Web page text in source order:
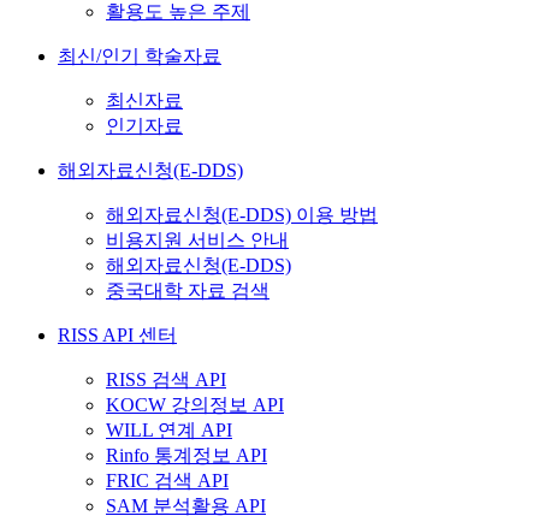
활용도 높은 주제
최신/인기 학술자료
최신자료
인기자료
해외자료신청(E-DDS)
해외자료신청(E-DDS) 이용 방법
비용지원 서비스 안내
해외자료신청(E-DDS)
중국대학 자료 검색
RISS API 센터
RISS 검색 API
KOCW 강의정보 API
WILL 연계 API
Rinfo 통계정보 API
FRIC 검색 API
SAM 분석활용 API